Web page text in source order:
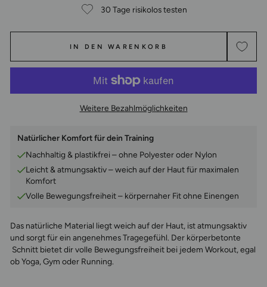
30 Tage risikolos testen
IN DEN WARENKORB
Weitere Bezahlmöglichkeiten
Natürlicher Komfort für dein Training
Nachhaltig & plastikfrei – ohne Polyester oder Nylon
Leicht & atmungsaktiv – weich auf der Haut für maximalen
Komfort
Volle Bewegungsfreiheit – körpernaher Fit ohne Einengen
Das natürliche Material liegt weich auf der Haut, ist atmungsaktiv
und sorgt für ein angenehmes Tragegefühl. Der körperbetonte
Schnitt bietet dir volle Bewegungsfreiheit bei jedem Workout, egal
ob Yoga, Gym oder Running.